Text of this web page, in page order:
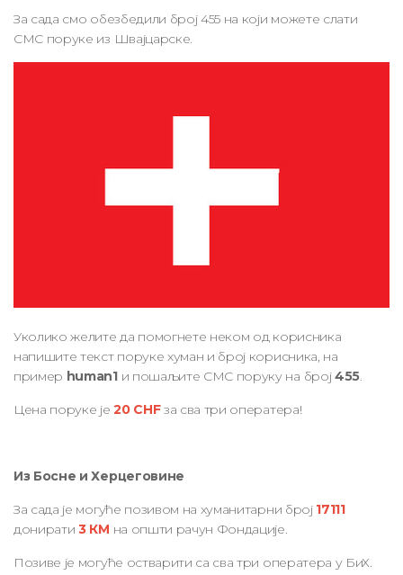
За сада смо обезбедили број 455 на који можете слати
СМС поруке из Швајцарске.
Уколико желите да помогнете неком од корисника
напишите текст поруке хуман и број корисника, на
пример human1и пошаљите СМС поруку на број455.
Цена поруке је20 CHFза сва три оператера!
Из Босне и Херцеговине
За сада је могуће позивом на хуманитарни број 17111
донирати3 КМ на општи рачун Фондације.
Позиве је могуће остварити са сва три оператера у БиХ.